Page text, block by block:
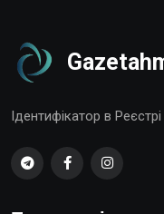
Ідентифікатор в